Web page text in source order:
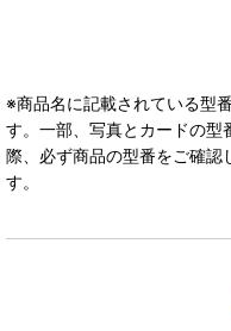
※商品名に記載されている型
す。一部、写真とカードの型
際、必ず商品の型番をご確認
す。